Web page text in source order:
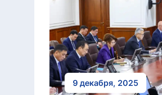
9 декабря, 2025